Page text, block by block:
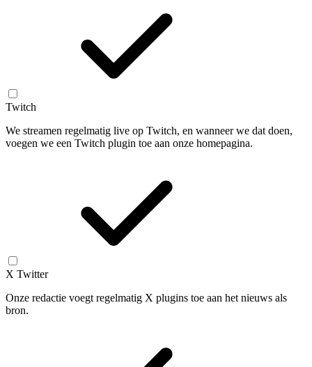
Twitch
We streamen regelmatig live op Twitch, en wanneer we dat doen,
voegen we een Twitch plugin toe aan onze homepagina.
X Twitter
Onze redactie voegt regelmatig X plugins toe aan het nieuws als
bron.